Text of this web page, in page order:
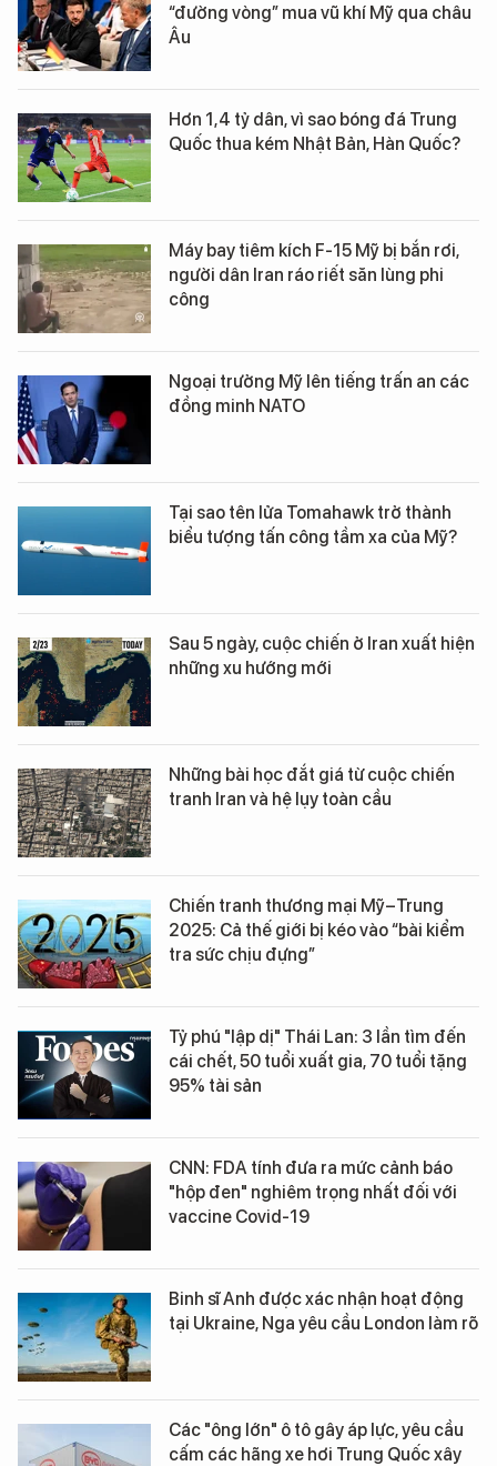
“đường vòng” mua vũ khí Mỹ qua châu
Âu
Hơn 1,4 tỷ dân, vì sao bóng đá Trung
Quốc thua kém Nhật Bản, Hàn Quốc?
Máy bay tiêm kích F-15 Mỹ bị bắn rơi,
người dân Iran ráo riết săn lùng phi
công
Ngoại trưởng Mỹ lên tiếng trấn an các
đồng minh NATO
Tại sao tên lửa Tomahawk trở thành
biểu tượng tấn công tầm xa của Mỹ?
Sau 5 ngày, cuộc chiến ở Iran xuất hiện
những xu hướng mới
Những bài học đắt giá từ cuộc chiến
tranh Iran và hệ lụy toàn cầu
Chiến tranh thương mại Mỹ–Trung
2025: Cả thế giới bị kéo vào “bài kiểm
tra sức chịu đựng”
Tỷ phú "lập dị" Thái Lan: 3 lần tìm đến
cái chết, 50 tuổi xuất gia, 70 tuổi tặng
95% tài sản
CNN: FDA tính đưa ra mức cảnh báo
"hộp đen" nghiêm trọng nhất đối với
vaccine Covid-19
Binh sĩ Anh được xác nhận hoạt động
tại Ukraine, Nga yêu cầu London làm rõ
Các "ông lớn" ô tô gây áp lực, yêu cầu
cấm các hãng xe hơi Trung Quốc xây